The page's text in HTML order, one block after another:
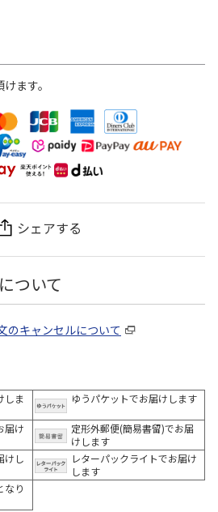
ます。
シェアする
ついて
のキャンセルについて
しま
ゆうパケットでお届けします
届け
定形外郵便(簡易書留)でお届
けします
けし
レターパックライトでお届け
します
なり